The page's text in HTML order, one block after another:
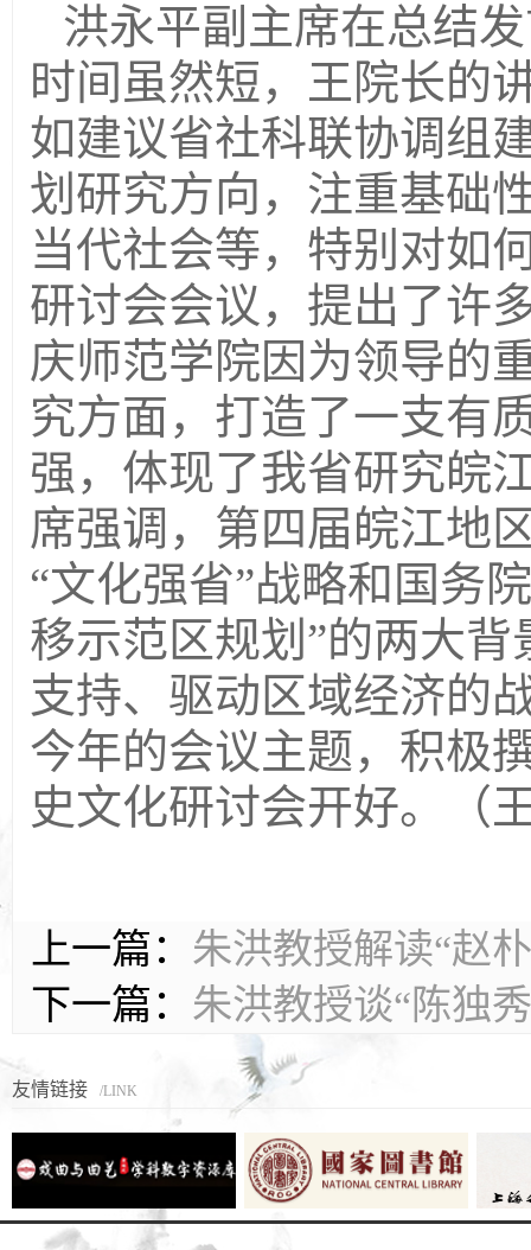
洪永平副主席在总结
时间虽然短，王院长的
如建议省社科联协调组
划研究方向，注重基础
当代社会等，特别对如
研讨会会议，提出了许
庆师范学院因为领导的
究方面，打造了一支有
强，体现了我省研究皖
席强调，第四届皖江地
“文化强省”战略和国务
移示范区规划”的两大
支持、驱动区域经济的
今年的会议主题，积极
史文化研讨会开好。（
上一篇： 朱洪教授解读“赵
下一篇： 朱洪教授谈“陈独
友情链接 /LINK